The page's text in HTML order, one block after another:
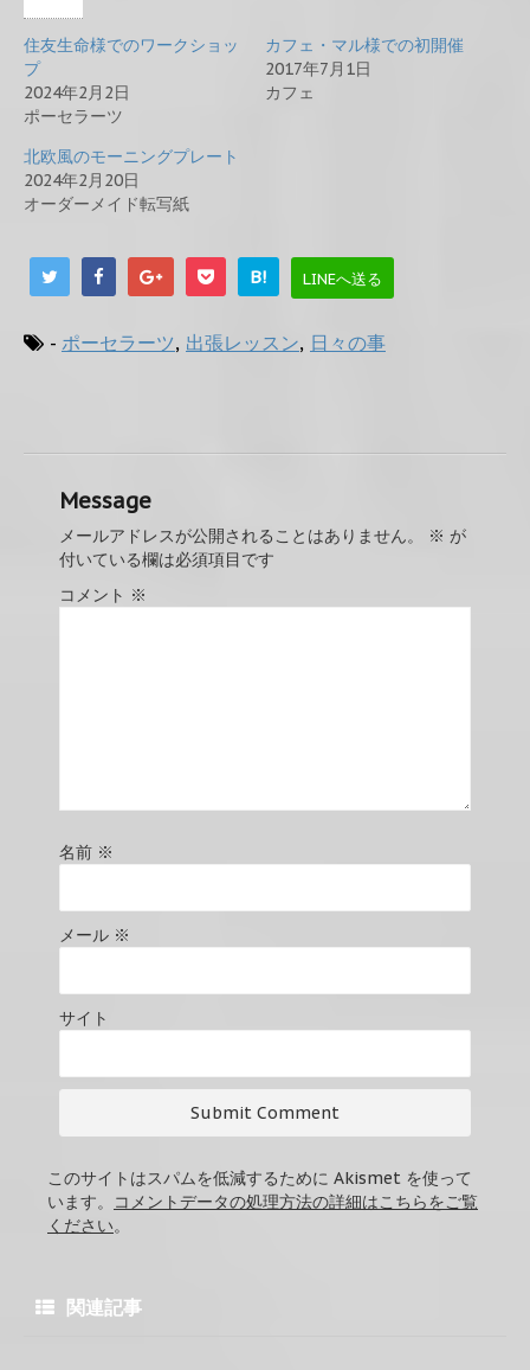
住友生命様でのワークショッ
プ
2024年2月2日
ポーセラーツ
カフェ・マル様での初開催
2017年7月1日
カフェ
北欧風のモーニングプレート
2024年2月20日
オーダーメイド転写紙
B! LINEへ送る
- ポーセラーツ, 出張レッスン, 日々の事
Message
メールアドレスが公開されることはありません。 ※ が
付いている欄は必須項目です
コメント ※
名前 ※
メール ※
サイト
このサイトはスパムを低減するために Akismet を使って
います。
コメントデータの処理方法の詳細はこちらをご覧
ください。
関連記事